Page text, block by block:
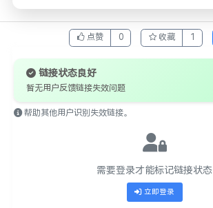
点赞 0 收藏 1
链接状态良好
暂无用户反馈链接失效问题
帮助其他用户识别失效链接。
需要登录才能标记链接状态
立即登录